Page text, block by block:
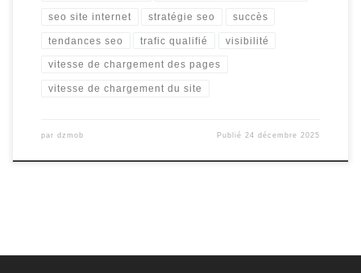
seo site internet stratégie seo succès
tendances seo trafic qualifié visibilité
vitesse de chargement des pages
vitesse de chargement du site
par dzmob Publié24 décembre 2025